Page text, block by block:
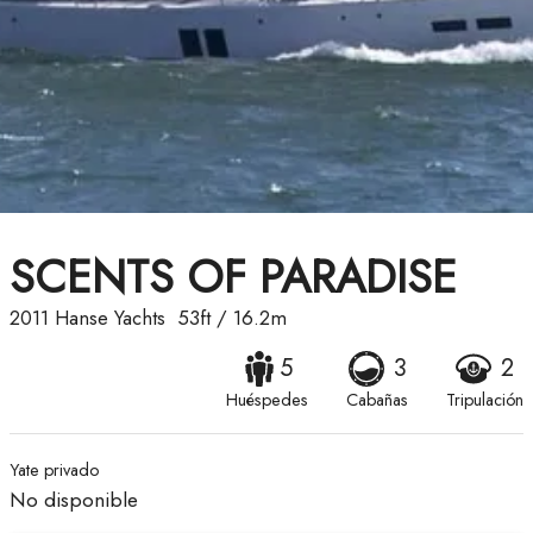
SCENTS OF PARADISE
2011 Hanse Yachts 53ft/ 16.2m
5
Huéspedes
3
Cabañas
2
Tripulación
Yate privado
No disponible